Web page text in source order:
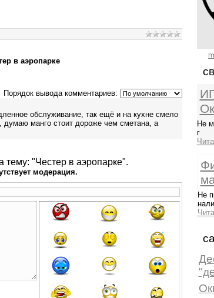
в аэропарке
Порядок вывода комментариев:
обслуживание, так ещё и на кухне смело
думаю манго стоит дороже чем сметана, а
тему: "Честер в аэропарке".
модерация.
Не
г
Не